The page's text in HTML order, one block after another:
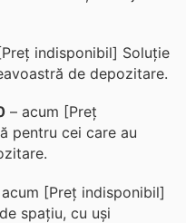
indisponibil] Soluție
de depozitare.
– acum [Preț
pentru cei care au
[Preț indisponibil]
spațiu, cu uși